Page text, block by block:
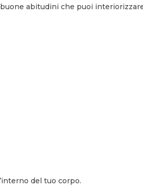
abitudini che puoi
del tuo corpo.